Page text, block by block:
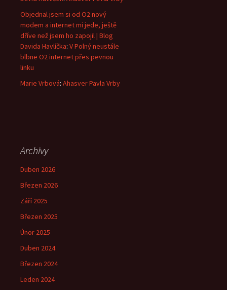
Objednal jsem si od O2 nový
modem a internet mi jede, ještě
dříve než jsem ho zapojil | Blog
Davida Havlíčka: V Polný neustále
blbne O2 internet přes pevnou
linku
Marie Vrbová: Ahasver Pavla Vrby
Archivy
Duben 2026
Březen 2026
Září 2025
Březen 2025
Únor 2025
Duben 2024
Březen 2024
Leden 2024